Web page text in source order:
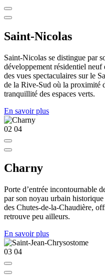
Saint-Nicolas
Saint-Nicolas se distingue par
développement résidentiel
des vues spectaculaires sur le
de la Rive-Sud où la proximité
tranquillité des espaces verts.
En savoir plus
02 04
Charny
Porte d’entrée incontournable
par son noyau urbain
des Chutes-de-la-Chaudière,
retrouve peu ailleurs.
En savoir plus
03 04